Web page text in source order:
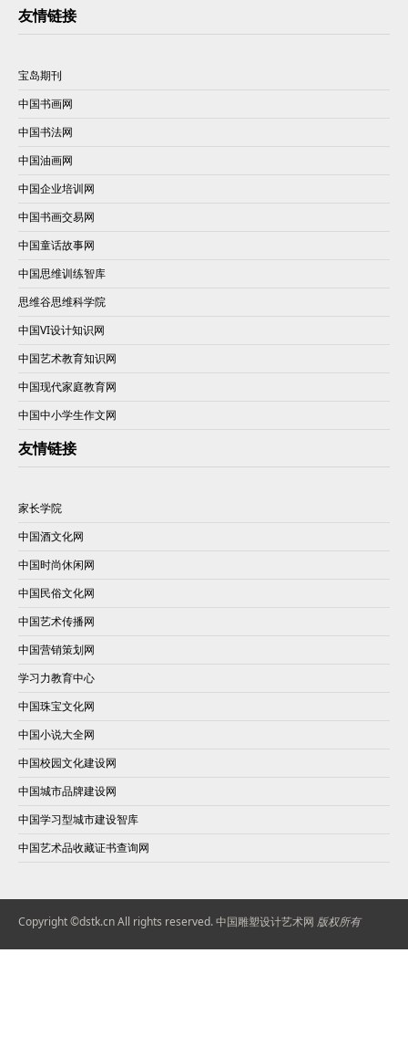
友情链接
宝岛期刊
中国书画网
中国书法网
中国油画网
中国企业培训网
中国书画交易网
中国童话故事网
中国思维训练智库
思维谷思维科学院
中国VI设计知识网
中国艺术教育知识网
中国现代家庭教育网
中国中小学生作文网
友情链接
家长学院
中国酒文化网
中国时尚休闲网
中国民俗文化网
中国艺术传播网
中国营销策划网
学习力教育中心
中国珠宝文化网
中国小说大全网
中国校园文化建设网
中国城市品牌建设网
中国学习型城市建设智库
中国艺术品收藏证书查询网
Copyright ©dstk.cn All rights reserved.中国雕塑设计艺术网 版权所有